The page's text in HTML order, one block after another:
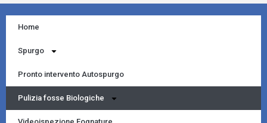
Home
Spurgo
Pronto intervento Autospurgo
Pulizia fosse Biologiche